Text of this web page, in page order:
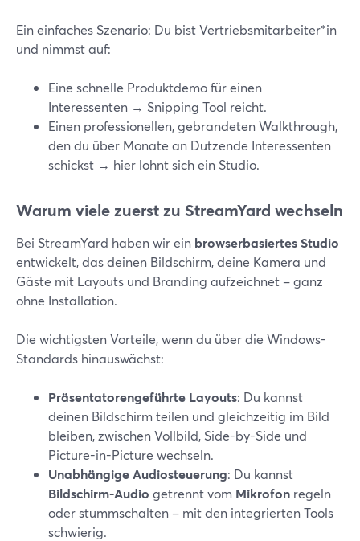
Ein einfaches Szenario: Du bist Vertriebsmitarbeiter*in
und nimmst auf:
Eine schnelle Produktdemo für einen
Interessenten → Snipping Tool reicht.
Einen professionellen, gebrandeten Walkthrough,
den du über Monate an Dutzende Interessenten
schickst → hier lohnt sich ein Studio.
Warum viele zuerst zu StreamYard wechseln
Bei StreamYard haben wir ein browserbasiertes Studio
entwickelt, das deinen Bildschirm, deine Kamera und
Gäste mit Layouts und Branding aufzeichnet – ganz
ohne Installation.
Die wichtigsten Vorteile, wenn du über die Windows-
Standards hinauswächst:
Präsentatorengeführte Layouts: Du kannst
deinen Bildschirm teilen und gleichzeitig im Bild
bleiben, zwischen Vollbild, Side-by-Side und
Picture-in-Picture wechseln.
Unabhängige Audiosteuerung: Du kannst
Bildschirm-Audio getrennt vom Mikrofon regeln
oder stummschalten – mit den integrierten Tools
schwierig.